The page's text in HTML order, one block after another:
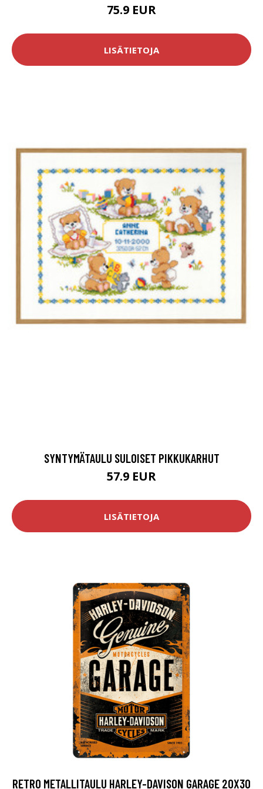
75.9 EUR
LISÄTIETOJA
SYNTYMÄTAULU SULOISET PIKKUKARHUT
57.9 EUR
LISÄTIETOJA
RETRO METALLITAULU HARLEY-DAVISON GARAGE 20X30